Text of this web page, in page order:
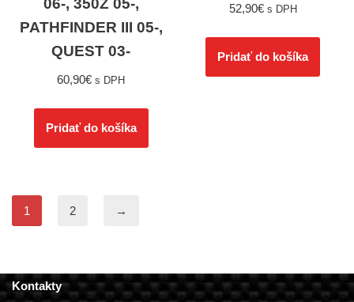
06-, 350Z 05-,
PATHFINDER III 05-,
QUEST 03-
60,90€ s DPH
Pridať do košíka
52,90€ s DPH
Pridať do košíka
1 2 →
Kontakty